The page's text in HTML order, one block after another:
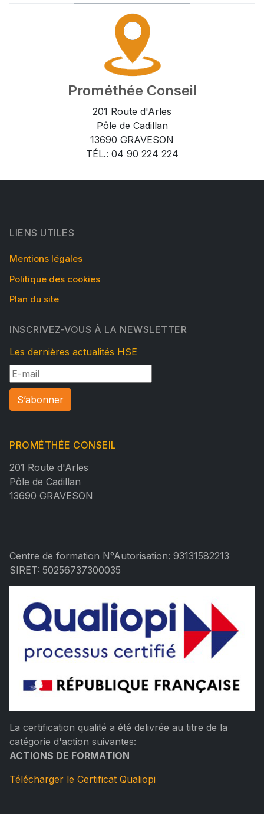
Prométhée Conseil
201 Route d'Arles
Pôle de Cadillan
13690 GRAVESON
TÉL.: 04 90 224 224
LIENS UTILES
Mentions légales
Politique des cookies
Plan du site
INSCRIVEZ-VOUS À LA NEWSLETTER
Les dernières actualités HSE
S’abonner
PROMÉTHÉE CONSEIL
201 Route d'Arles
Pôle de Cadillan
13690 GRAVESON
Centre de formation N°Autorisation: 93131582213
SIRET: 50256737300035
La certification qualité a été delivrée au titre de la
catégorie d'action suivantes:
ACTIONS DE FORMATION
Télécharger le Certificat Qualiopi